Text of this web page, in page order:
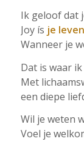
Ik geloof dat
Joy ís je
Wanneer je
Dat is waar
Met
een diepe
Wil je weten
Voel je